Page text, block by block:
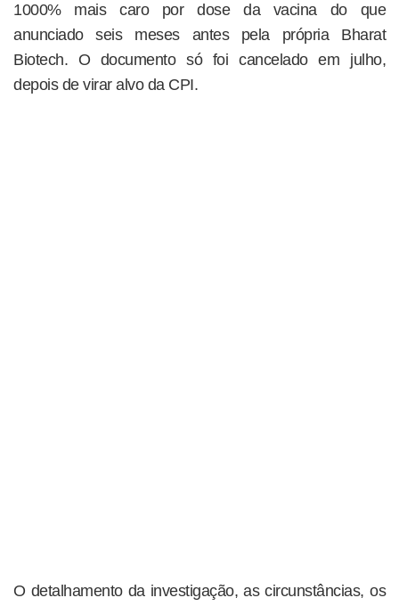
1000% mais caro por dose da vacina do que
anunciado seis meses antes pela própria Bharat
Biotech. O documento só foi cancelado em julho,
depois de virar alvo da CPI.
O detalhamento da investigação, as circunstâncias, os